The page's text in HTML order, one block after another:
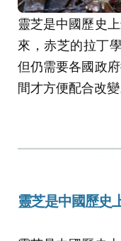
靈芝是中國歷史
來，赤芝的拉丁
但仍需要各國政
間才方便配合改變
靈芝是中國歷史